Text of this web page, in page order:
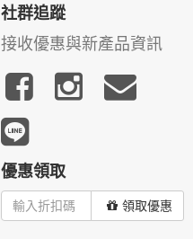
社群追蹤
接收優惠與新產品資訊
優惠領取
領取優惠